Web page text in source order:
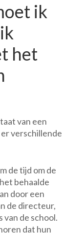
ik
het
van een
verschillende
de tijd om de
behaalde
door een
de directeur,
de school.
dat hun